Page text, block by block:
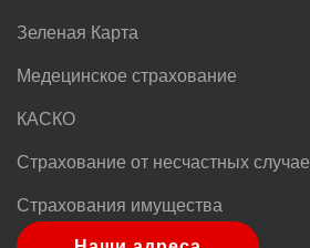
Зеленая Карта
Медецинское страхование
КАСКО
Страхование от несчастных
Страхования имущества